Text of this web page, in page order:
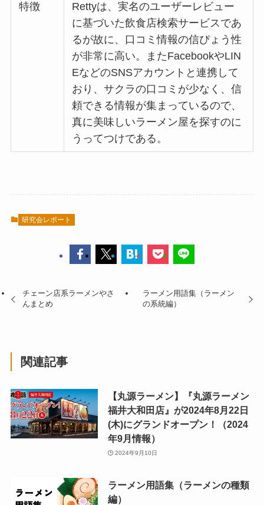
特徴
Rettyは、実名のユーザーレビュー
に基づいた飲食店検索サービスであ
るが故に、口コミ情報の信ぴょう性
が非常に高い。またFacebookやLIN
EなどのSNSアカウントと連携して
おり、サクラの口コミが少なく、信
頼できる情報が集まっているので、
真に美味しいラーメン屋を探すのに
うってつけである。
研究会レポート
チェーン店系ラーメンやさ
んまとめ
ラーメン用語集（ラーメン
の系統編）
関連記事
【丸源ラーメン】『丸源ラーメン
福井大和田店』が2024年8月22日
(木)にグランドオープン！（2024
年9月情報）
2024年9月10日
ラーメン用語集（ラーメンの種類
編）